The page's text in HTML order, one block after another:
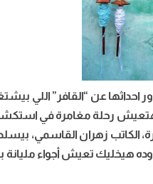
احداثها عن “القافر” اللي
رحلة مغامرة في
الكاتب زهران القاسمي،
هيخليك تعيش أجواء مليانة